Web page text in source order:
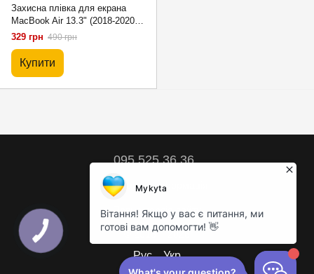
Захисна плівка для екрана
MacBook Air 13.3" (2018-2020)
(A1932, A2179, A2337)
329 грн 490 грн
Купити
095 525 36 36
Контактна інформація
Повна версія сайту
© 2018 – 2026
Рус Укр